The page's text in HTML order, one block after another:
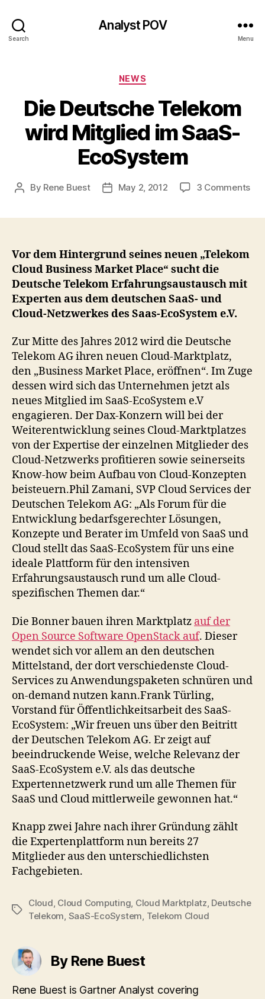
Search
Analyst POV
Menu
Categories
NEWS
Die Deutsche Telekom
wird Mitglied im SaaS-
EcoSystem
Post
By Rene Buest
PostMay 2, 2012 3 Commentson
Vor dem Hintergrund seines neuen „Telekom
Cloud Business Market Place“ sucht die
Deutsche Telekom Erfahrungsaustausch mit
Experten aus dem deutschen SaaS- und
Cloud-Netzwerkes des Saas-EcoSystem e.V.
Zur Mitte des Jahres 2012 wird die Deutsche
Telekom AG ihren neuen Cloud-Marktplatz,
den „Business Market Place, eröffnen“. Im Zuge
dessen wird sich das Unternehmen jetzt als
neues Mitglied im SaaS-EcoSystem e.V
engagieren. Der Dax-Konzern will bei der
Weiterentwicklung seines Cloud-Marktplatzes
von der Expertise der einzelnen Mitglieder des
Cloud-Netzwerks profitieren sowie seinerseits
Know-how beim Aufbau von Cloud-Konzepten
beisteuern.Phil Zamani, SVP Cloud Services der
Deutschen Telekom AG: „Als Forum für die
Entwicklung bedarfsgerechter Lösungen,
Konzepte und Berater im Umfeld von SaaS und
Cloud stellt das SaaS-EcoSystem für uns eine
ideale Plattform für den intensiven
Erfahrungsaustausch rund um alle Cloud-
spezifischen Themen dar.“
Die Bonner bauen ihren Marktplatz auf der
Open Source Software OpenStack auf. Dieser
wendet sich vor allem an den deutschen
Mittelstand, der dort verschiedenste Cloud-
Services zu Anwendungspaketen schnüren und
on-demand nutzen kann.Frank Türling,
Vorstand für Öffentlichkeitsarbeit des SaaS-
EcoSystem: „Wir freuen uns über den Beitritt
der Deutschen Telekom AG. Er zeigt auf
beeindruckende Weise, welche Relevanz der
SaaS-EcoSystem e.V. als das deutsche
Expertennetzwerk rund um alle Themen für
SaaS und Cloud mittlerweile gewonnen hat.“
Knapp zwei Jahre nach ihrer Gründung zählt
die Expertenplattform nun bereits 27
Mitglieder aus den unterschiedlichsten
Fachgebieten.
Tags
Cloud, Cloud Computing, Cloud Marktplatz, Deutsche
Telekom, SaaS-EcoSystem, Telekom Cloud
By Rene Buest
Rene Buest is Gartner Analyst covering